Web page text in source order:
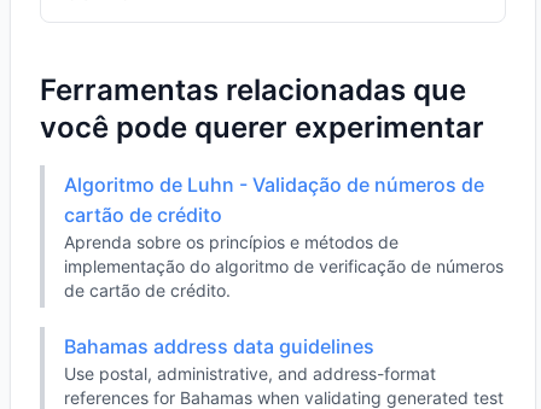
Ferramentas relacionadas que
você pode querer experimentar
Algoritmo de Luhn - Validação de números de
cartão de crédito
Aprenda sobre os princípios e métodos de
implementação do algoritmo de verificação de números
de cartão de crédito.
Bahamas address data guidelines
Use postal, administrative, and address-format
references for Bahamas when validating generated test